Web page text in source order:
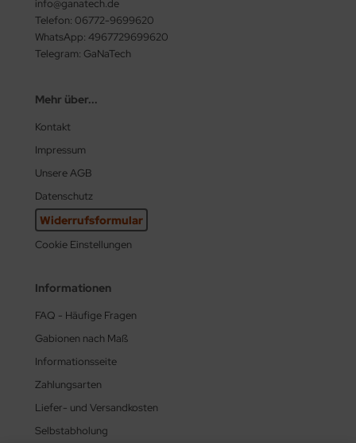
info@ganatech.de
Telefon: 06772-9699620
WhatsApp: 4967729699620
Telegram: GaNaTech
Mehr über...
Kontakt
Impressum
Unsere AGB
Datenschutz
Widerrufsformular
Cookie Einstellungen
Informationen
FAQ - Häufige Fragen
Gabionen nach Maß
Informationsseite
Zahlungsarten
Liefer- und Versandkosten
Selbstabholung